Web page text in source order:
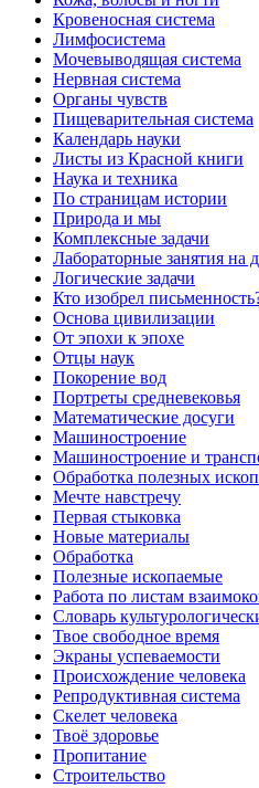
Кровеносная система
Лимфосистема
Мочевыводящая система
Нервная система
Органы чувств
Пищеварительная система
Календарь науки
Листы из Красной книги
Наука и техника
По страницам истории
Природа и мы
Комплексные задачи
Лабораторные занятия на
Логические задачи
Кто изобрел
Основа цивилизации
От эпохи к эпохе
Отцы наук
Покорение вод
Портреты средневековья
Математические досуги
Машиностроение
Машиностроение и
Обработка полезных
Мечте навстречу
Первая стыковка
Новые материалы
Обработка
Полезные ископаемые
Работа по листам
Словарь
Твое свободное время
Экраны успеваемости
Происхождение человека
Репродуктивная система
Скелет человека
Твоё здоровье
Пропитание
Строительство